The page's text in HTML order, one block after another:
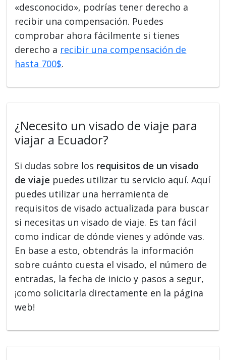
«desconocido», podrías tener derecho a
recibir una compensación. Puedes
comprobar ahora fácilmente si tienes
derecho a recibir una compensación de
hasta 700$.
¿Necesito un visado de viaje para
viajar a Ecuador?
Si dudas sobre los requisitos de un visado
de viaje puedes utilizar tu servicio aquí. Aquí
puedes utilizar una herramienta de
requisitos de visado actualizada para buscar
si necesitas un visado de viaje. Es tan fácil
como indicar de dónde vienes y adónde vas.
En base a esto, obtendrás la información
sobre cuánto cuesta el visado, el número de
entradas, la fecha de inicio y pasos a segur,
¡como solicitarla directamente en la página
web!